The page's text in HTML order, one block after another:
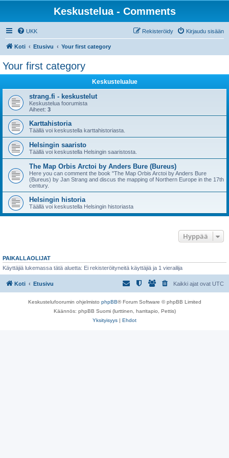
Keskustelua - Comments
UKK Kirjaudu sisään
Rekisteröidy
Koti Etusivu Your first category
Your first category
Keskustelualue
strang.fi - keskustelut
Keskustelua foorumista
Aiheet: 3
Karttahistoria
Täällä voi keskustella karttahistoriasta.
Helsingin saaristo
Täällä voi keskustella Helsingin saaristosta.
The Map Orbis Arctoi by Anders Bure (Bureus)
Here you can comment the book "The Map Orbis Arctoi by Anders Bure
(Bureus) by Jan Strang and discus the mapping of Northern Europe in the 17th
century.
Helsingin historia
Täällä voi keskustella Helsingin historiasta
Hyppää
PAIKALLAOLIJAT
Käyttäjiä lukemassa tätä aluetta: Ei rekisteröityneitä käyttäjiä ja 1 vierailija
Koti Etusivu Kaikki ajat ovat UTC
Keskustelufoorumin ohjelmisto phpBB® Forum Software © phpBB Limited
Käännös: phpBB Suomi (lurttinen, harritapio, Pettis)
Yksityisyys | Ehdot